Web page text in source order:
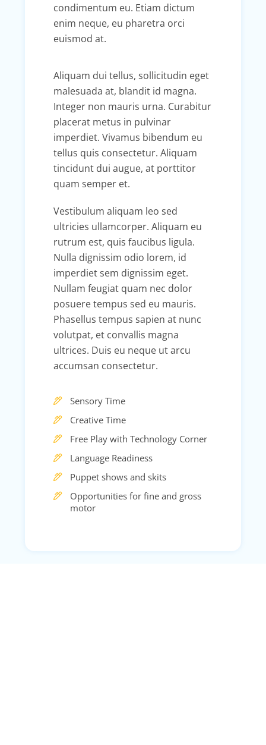
condimentum eu. Etiam dictum
enim neque, eu pharetra orci
euismod at.
Aliquam dui tellus, sollicitudin eget
malesuada at, blandit id magna.
Integer non mauris urna. Curabitur
placerat metus in pulvinar
imperdiet. Vivamus bibendum eu
tellus quis consectetur. Aliquam
tincidunt dui augue, at porttitor
quam semper et.
Vestibulum aliquam leo sed
ultricies ullamcorper. Aliquam eu
rutrum est, quis faucibus ligula.
Nulla dignissim odio lorem, id
imperdiet sem dignissim eget.
Nullam feugiat quam nec dolor
posuere tempus sed eu mauris.
Phasellus tempus sapien at nunc
volutpat, et convallis magna
ultrices. Duis eu neque ut arcu
accumsan consectetur.
Sensory Time
Creative Time
Free Play with Technology Corner
Language Readiness
Puppet shows and skits
Opportunities for fine and gross
motor